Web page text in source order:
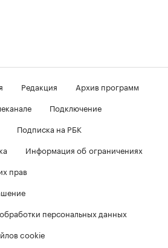
Редакция
Архив программ
Подключение
Подписка на РБК
Информация об ограничениях
прав
персональных данных
cookie